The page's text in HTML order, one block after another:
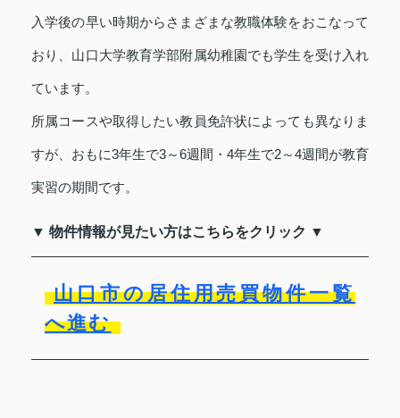
入学後の早い時期からさまざまな教職体験をおこなって
おり、山口大学教育学部附属幼稚園でも学生を受け入れ
ています。
所属コースや取得したい教員免許状によっても異なりま
すが、おもに3年生で3～6週間・4年生で2～4週間が教育
実習の期間です。
▼ 物件情報が見たい方はこちらをクリック ▼
山口市の居住用売買物件一覧
へ進む